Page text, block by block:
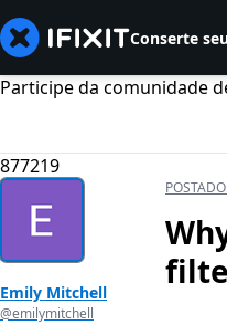
Conserte
Participe da comunidade
877219
Emily Mitchell
@emilymitchell